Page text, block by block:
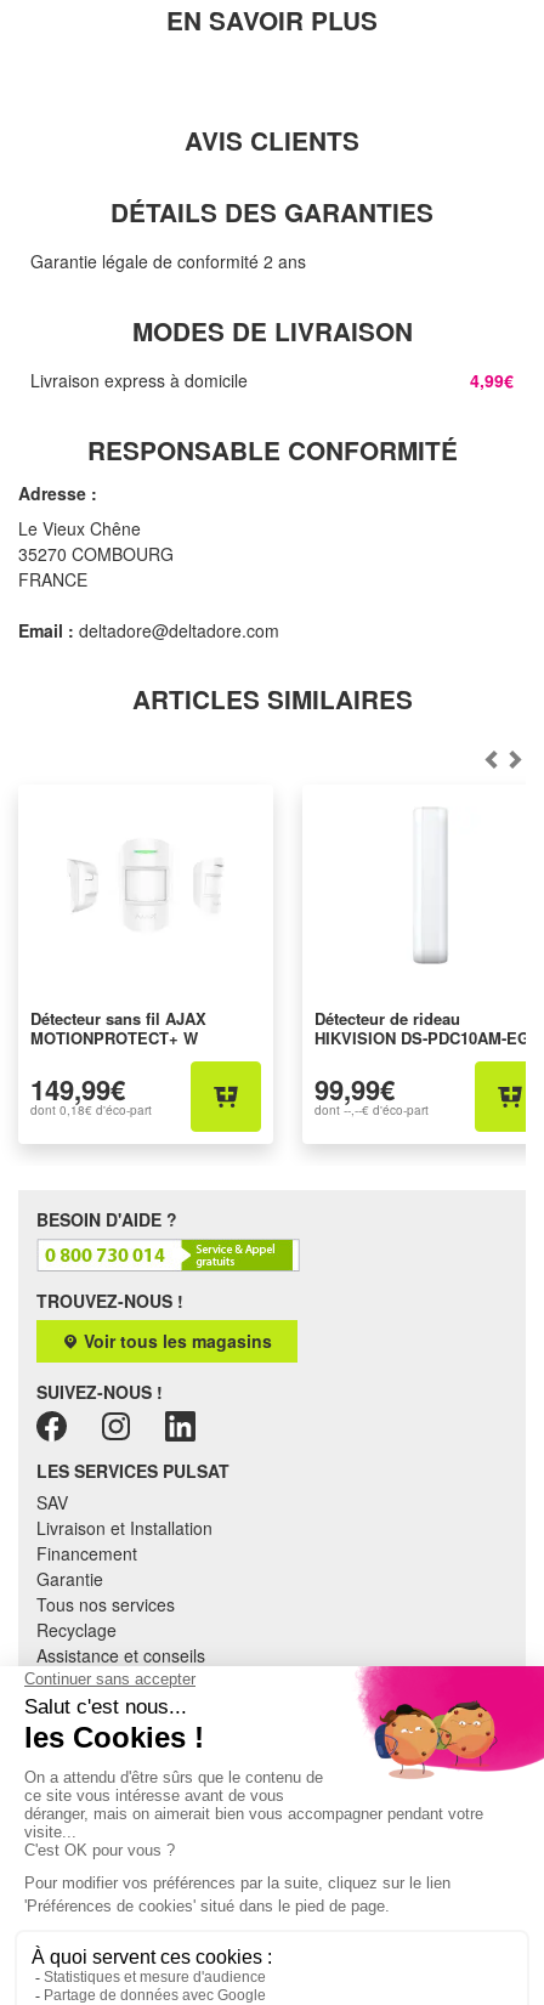
EN SAVOIR PLUS
AVIS CLIENTS
DÉTAILS DES GARANTIES
Garantie légale de conformité 2 ans
MODES DE LIVRAISON
Livraison express à domicile 4,99€
RESPONSABLE CONFORMITÉ
Adresse :
Le Vieux Chêne
35270 COMBOURG
FRANCE
Email : deltadore@deltadore.com
ARTICLES SIMILAIRES
Détecteur sans fil AJAX
MOTIONPROTECT+ W
149,99€
dont 0,18€ d'éco-part
Détecteur de rideau
HIKVISION DS-PDC10AM-EG2-
99,99€
dont --,--€ d'éco-part
BESOIN D'AIDE ?
TROUVEZ-NOUS !
Voir tous les magasins
SUIVEZ-NOUS !
LES SERVICES PULSAT
SAV
Livraison et Installation
Financement
Garantie
Tous nos services
Recyclage
Assistance et conseils
Cuisine équipée
Literie
Nous contacter
À PROPOS
CGV
Mentions légales
Données personnelles
Devenir adhérent
EN SAVOIR PLUS
Indice de réparabilité